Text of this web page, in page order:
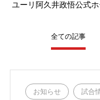
復帰戦WEBサポ
お問い合わせ
ユーリ阿久井政悟公式
全ての記事
お知らせ 試合